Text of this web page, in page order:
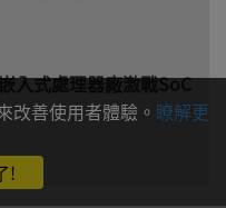
式處理器廠激戰SoC
改善使用者體驗。 瞭解更
!